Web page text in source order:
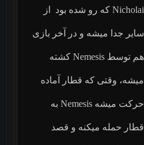
Nicholai که رو شده بود از
سایر جدا میشه و در آخر بازی
هم توسط Nemesis کشته
میشه، وقتی که قطار آماده
حرکت میشه Nemesis به
قطار حمله میکنه و قصد